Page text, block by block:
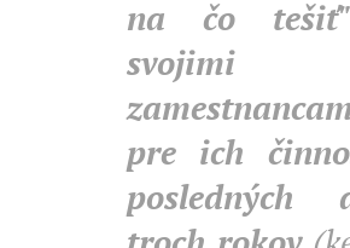
na čo
svojimi
pre ich
posledných